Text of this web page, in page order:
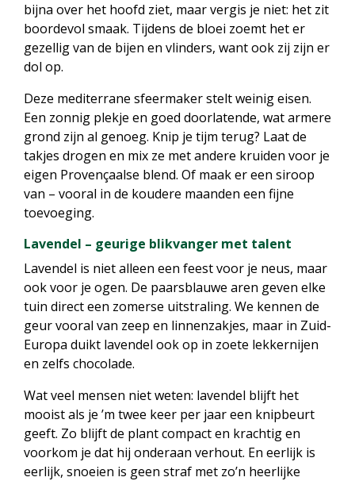
bijna over het hoofd ziet, maar vergis je niet: het zit
boordevol smaak. Tijdens de bloei zoemt het er
gezellig van de bijen en vlinders, want ook zij zijn er
dol op.
Deze mediterrane sfeermaker stelt weinig eisen.
Een zonnig plekje en goed doorlatende, wat armere
grond zijn al genoeg. Knip je tijm terug? Laat de
takjes drogen en mix ze met andere kruiden voor je
eigen Provençaalse blend. Of maak er een siroop
van – vooral in de koudere maanden een fijne
toevoeging.
Lavendel – geurige blikvanger met talent
Lavendel is niet alleen een feest voor je neus, maar
ook voor je ogen. De paarsblauwe aren geven elke
tuin direct een zomerse uitstraling. We kennen de
geur vooral van zeep en linnenzakjes, maar in Zuid-
Europa duikt lavendel ook op in zoete lekkernijen
en zelfs chocolade.
Wat veel mensen niet weten: lavendel blijft het
mooist als je ’m twee keer per jaar een knipbeurt
geeft. Zo blijft de plant compact en krachtig en
voorkom je dat hij onderaan verhout. En eerlijk is
eerlijk, snoeien is geen straf met zo’n heerlijke